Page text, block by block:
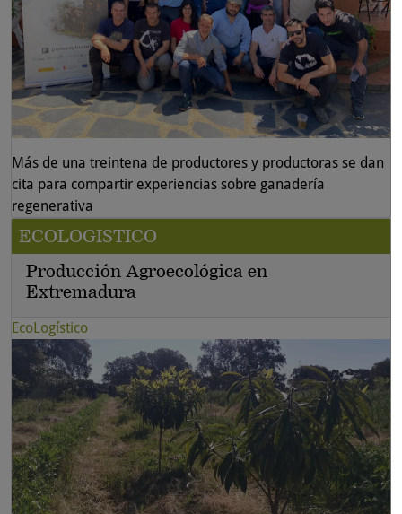
Más de una treintena de productores y productoras se dan
cita para compartir experiencias sobre ganadería
regenerativa
ECOLOGISTICO
Producción Agroecológica en
Extremadura
EcoLogístico